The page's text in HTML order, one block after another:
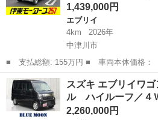
1,439,000円
エブリイ
4km
2026年
中津川市
■ 支払総額: 155万円 ■ 車両本体価格： 1,439,000 円 ■ メーカー
名： スズキ ■ 車種名： エブリイ ■
ルーフ・ＣＶＴ・４ＷＤ・ＬＥＤヘッド
ス・衝突被害...
岐阜 中津川市 エブリイ
スズキ エブリイワ
ル ハイルーフ／４
2,260,000円